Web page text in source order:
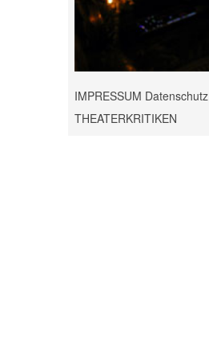
IMPRESSUM Datenschutz
THEATERKRITIKEN